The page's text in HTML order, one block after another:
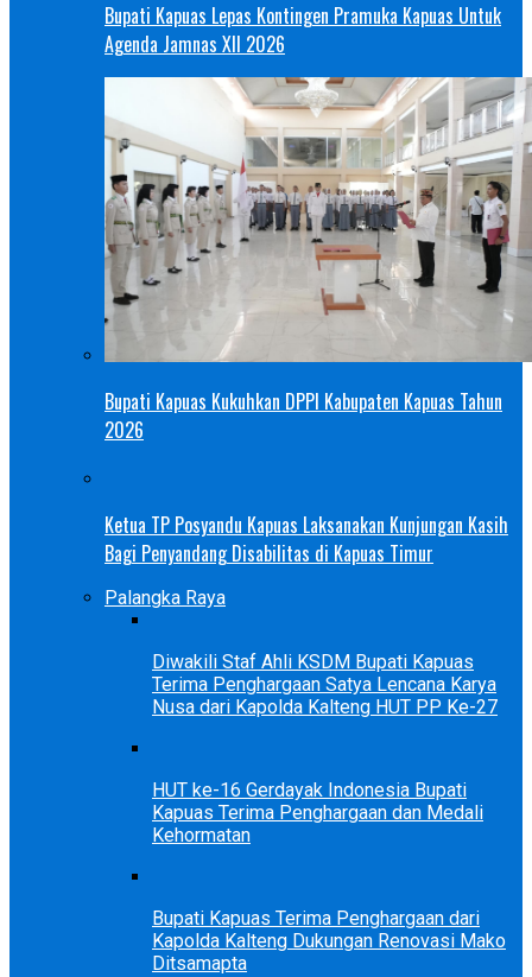
Bupati Kapuas Lepas Kontingen Pramuka Kapuas Untuk
Agenda Jamnas XII 2026
Bupati Kapuas Kukuhkan DPPI Kabupaten Kapuas Tahun
2026
Ketua TP Posyandu Kapuas Laksanakan Kunjungan Kasih
Bagi Penyandang Disabilitas di Kapuas Timur
Palangka Raya
Diwakili Staf Ahli KSDM Bupati Kapuas
Terima Penghargaan Satya Lencana Karya
Nusa dari Kapolda Kalteng HUT PP Ke-27
HUT ke-16 Gerdayak Indonesia Bupati
Kapuas Terima Penghargaan dan Medali
Kehormatan
Bupati Kapuas Terima Penghargaan dari
Kapolda Kalteng Dukungan Renovasi Mako
Ditsamapta